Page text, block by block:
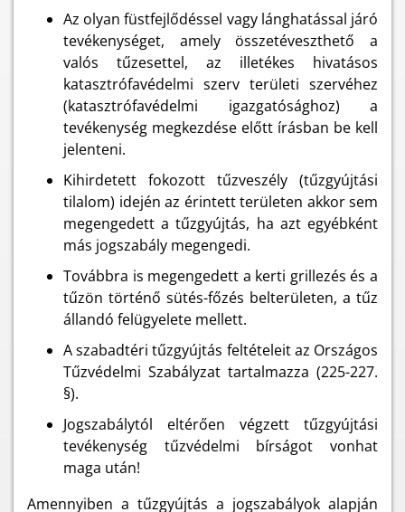
Az olyan füstfejlődéssel vagy lánghatással járó
tevékenységet, amely összetéveszthető a
valós tűzesettel, az illetékes hivatásos
katasztrófavédelmi szerv területi szervéhez
(katasztrófavédelmi igazgatósághoz) a
tevékenység megkezdése előtt írásban be kell
jelenteni.
Kihirdetett fokozott tűzveszély (tűzgyújtási
tilalom) idején az érintett területen akkor sem
megengedett a tűzgyújtás, ha azt egyébként
más jogszabály megengedi.
Továbbra is megengedett a kerti grillezés és a
tűzön történő sütés-főzés belterületen, a tűz
állandó felügyelete mellett.
A szabadtéri tűzgyújtás feltételeit az Országos
Tűzvédelmi Szabályzat tartalmazza (225-227.
§).
Jogszabálytól eltérően végzett tűzgyújtási
tevékenység tűzvédelmi bírságot vonhat
maga után!
Amennyiben a tűzgyújtás a jogszabályok alapján